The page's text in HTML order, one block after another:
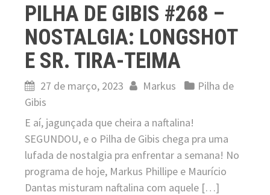
PILHA DE GIBIS #268 –
NOSTALGIA: LONGSHOT
E SR. TIRA-TEIMA
27 de março, 2023 Markus
Pilha de
Gibis
E aí, jagunçada que cheira a naftalina!
SEGUNDOU, e o Pilha de Gibis chega pra uma
lufada de nostalgia pra enfrentar a semana! No
programa de hoje, Markus Phillipe e Maurício
Dantas misturam naftalina com aquele […]